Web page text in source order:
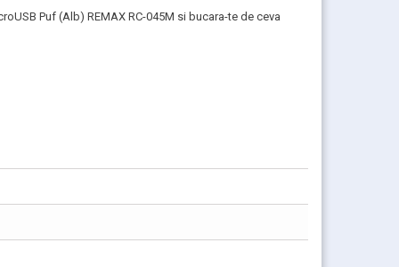
Puf (Alb) REMAX RC-045M si bucara-te de ceva